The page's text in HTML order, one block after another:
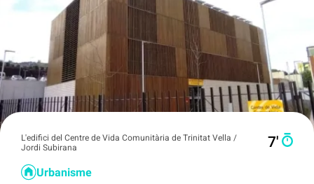
L'edifici del Centre de Vida Comunitària de Trinitat Vella /
Jordi Subirana
7′
Urbanisme